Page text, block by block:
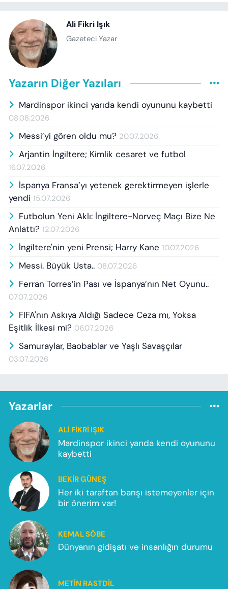
Ali Fikri Işık
Gazeteci Yazar
Yazarın Diğer Yazıları
Mardinspor ikinci yarıda kendi oyununu kaybetti
08.08.2026
Messi’yi gören oldu mu? 20.07.2026
Arjantin İngiltere; Kimlik cesaret ve futbol
16.07.2026
İspanya Fransa’yı yetenek gerektirmeyen işlerle
yendi 15.07.2026
Futbolun Yeni Aklı: İngiltere-Norveç Maçı Bize Ne
Anlattı? 12.07.2026
İngiltere'nin yeni Prensi; Harry Kane 10.07.2026
Messi. Büyük Usta.. 08.07.2026
Ferran Torres’in Pası ve İspanya’nın Net Oyunu..
07.07.2026
FIFA'nın Askıya Aldığı Sadece Ceza mı, Yoksa
Eşitlik İlkesi mi? 06.07.2026
Samuraylar, Baobablar ve Yaşlı Savaşçılar
03.07.2026
Yazarlar
ALI FIKRI IŞIK
Mardinspor ikinci yarıda kendi oyununu
kaybetti
BEKIR GÜNEŞ
Her iki taraftan barışı istemeyenler için
bir önerim var!
KEMAL SÖBE
Dünyanın gidişatı ve insanlığın durumu
METIN RASTDIL